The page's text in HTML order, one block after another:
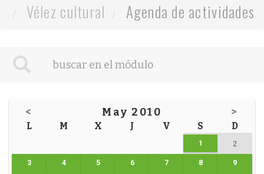
Vélez cultural
Agenda de actividades
< May 2010 >
L M X J V S D
1 2
3 4 5 6 7 8 9